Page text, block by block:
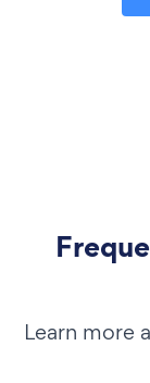
Learn more